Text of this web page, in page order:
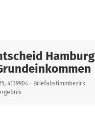
Hamburg
4139904 - Briefabstimmbezirk